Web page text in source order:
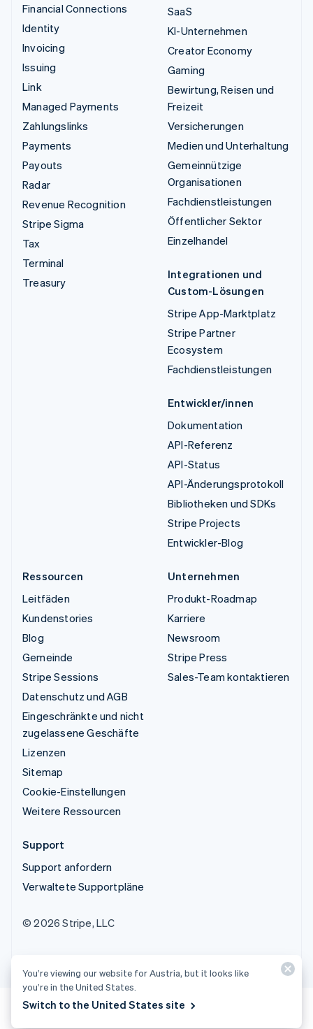
Financial Connections
Identity
Invoicing
Issuing
Link
Managed Payments
Zahlungslinks
Payments
Payouts
Radar
Revenue Recognition
Stripe Sigma
Tax
Terminal
Treasury
SaaS
KI-Unternehmen
Creator Economy
Gaming
Bewirtung, Reisen und
Freizeit
Versicherungen
Medien und Unterhaltung
Gemeinnützige
Organisationen
Fachdienstleistungen
Öffentlicher Sektor
Einzelhandel
Integrationen und
Custom-Lösungen
Stripe App-Marktplatz
Stripe Partner
Ecosystem
Fachdienstleistungen
Entwickler/innen
Dokumentation
API-Referenz
API-Status
API-Änderungsprotokoll
Bibliotheken und SDKs
Stripe Projects
Entwickler-Blog
Ressourcen
Leitfäden
Kundenstories
Blog
Gemeinde
Stripe Sessions
Datenschutz und AGB
Eingeschränkte und nicht
zugelassene Geschäfte
Lizenzen
Sitemap
Cookie-Einstellungen
Weitere Ressourcen
Unternehmen
Produkt-Roadmap
Karriere
Newsroom
Stripe Press
Sales-Team kontaktieren
Support
Support anfordern
Verwaltete Supportpläne
© 2026 Stripe, LLC
You’re viewing our website for Austria, but it looks like
you’re in the United States.
Switch to the United States site